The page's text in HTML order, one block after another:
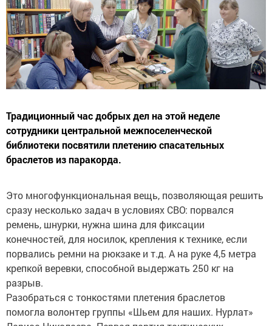
Традиционный час добрых дел на этой неделе
сотрудники центральной межпоселенческой
библиотеки посвятили плетению спасательных
браслетов из паракорда.
Это многофункциональная вещь, позволяющая решить
сразу несколько задач в условиях СВО: порвался
ремень, шнурки, нужна шина для фиксации
конечностей, для носилок, крепления к технике, если
порвались ремни на рюкзаке и т.д. А на руке 4,5 метра
крепкой веревки, способной выдержать 250 кг на
разрыв.
Разобраться с тонкостями плетения браслетов
помогла волонтер группы «Шьем для наших. Нурлат»